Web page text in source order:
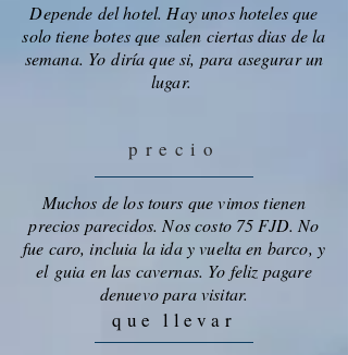
Depende del hotel. Hay unos hoteles que
solo tiene botes que salen ciertas dias de la
semana. Yo diría que si, para asegurar un
lugar.
precio
Muchos de los tours que vimos tienen
precios parecidos. Nos costo 75 FJD. No
fue caro, incluia la ida y vuelta en barco, y
el guia en las cavernas. Yo feliz pagare
denuevo para visitar.
que llevar